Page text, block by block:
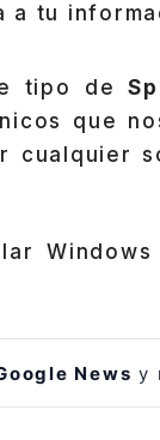
a tu
tipo de
que
cualquier
News y